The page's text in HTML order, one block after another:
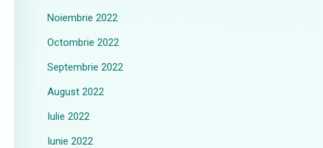
Noiembrie 2022
Octombrie 2022
Septembrie 2022
August 2022
Iulie 2022
Iunie 2022